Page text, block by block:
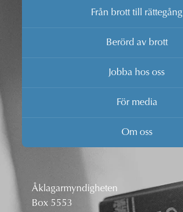
Från brott till rättegång
Berörd av brott
Jobba hos oss
För media
Om oss
Åklagarmyndigheten
Box 5553